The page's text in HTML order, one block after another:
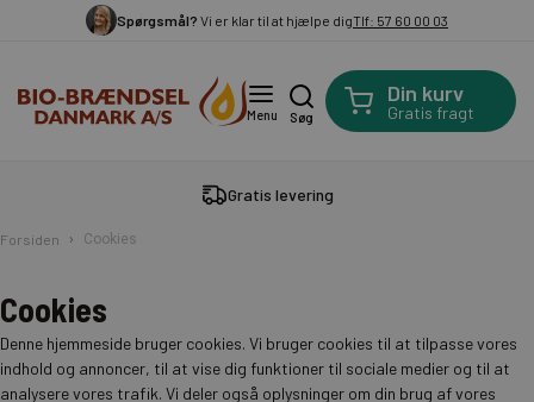
Spørgsmål? Vi er klar til at hjælpe digTlf: 57 60 00 03
Menu Søg
Din kurv
Gratis fragt
Gratis levering
Forsiden Cookies
Cookies
Denne hjemmeside bruger cookies. Vi bruger cookies til at tilpasse vores
indhold og annoncer, til at vise dig funktioner til sociale medier og til at
analysere vores trafik. Vi deler også oplysninger om din brug af vores